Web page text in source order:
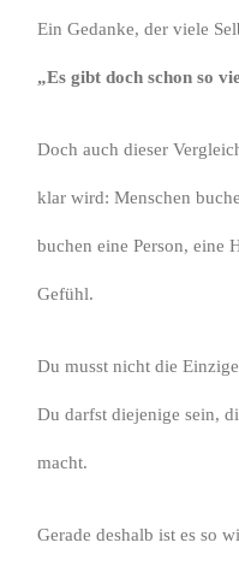
Ein Gedanke, der viele
„Es gibt doch schon so
Doch auch dieser
klar wird: Menschen
buchen eine Person, eine
Gefühl.
Du musst nicht die
Du darfst diejenige sein,
macht.
Gerade deshalb ist es so